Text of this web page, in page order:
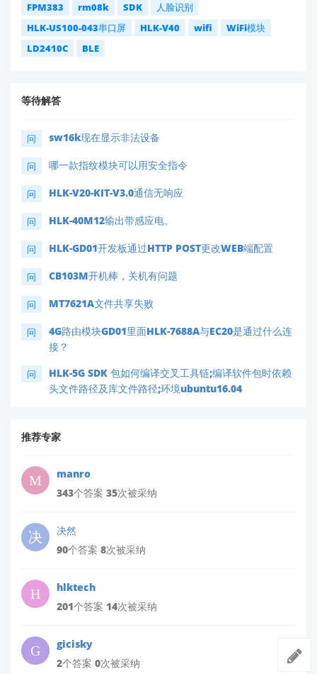
FPM383
rm08k SDK
人脸识别
HLK-US100-043串口屏
HLK-V40 wifi
WiFi模块
LD2410C
BLE
等待解答
问 sw16k现在显示非法设备
问 哪一款指纹模块可以用安全指令
问 HLK-V20-KIT-V3.0通信无响应
问 HLK-40M12输出带感应电。
问 HLK-GD01开发板通过HTTP POST更改WEB端配置
问 CB103M开机棒，关机有问题
问 MT7621A文件共享失败
问
4G路由模块GD01里面HLK-7688A与EC20是通过什么连
接？
问
HLK-5G SDK 包如何编译交叉工具链;编译软件包时依赖
头文件路径及库文件路径;环境ubuntu16.04
推荐专家
manro
343个答案 35次被采纳
决然
90个答案 8次被采纳
hlktech
201个答案 14次被采纳
gicisky
2个答案 0次被采纳